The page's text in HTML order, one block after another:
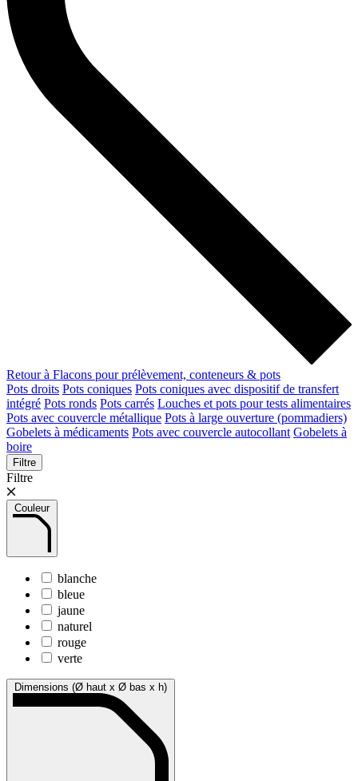
Retour à Flacons pour prélèvement, conteneurs & pots
Pots droits Pots coniques Pots coniques avec dispositif de transfert
intégré Pots ronds Pots carrés Louches et pots pour tests alimentaires
Pots avec couvercle métallique Pots à large ouverture (pommadiers)
Gobelets à médicaments Pots avec couvercle autocollant Gobelets à
boire
Filtre
Filtre
Couleur
blanche
bleue
jaune
naturel
rouge
verte
Dimensions (Ø haut x Ø bas x h)